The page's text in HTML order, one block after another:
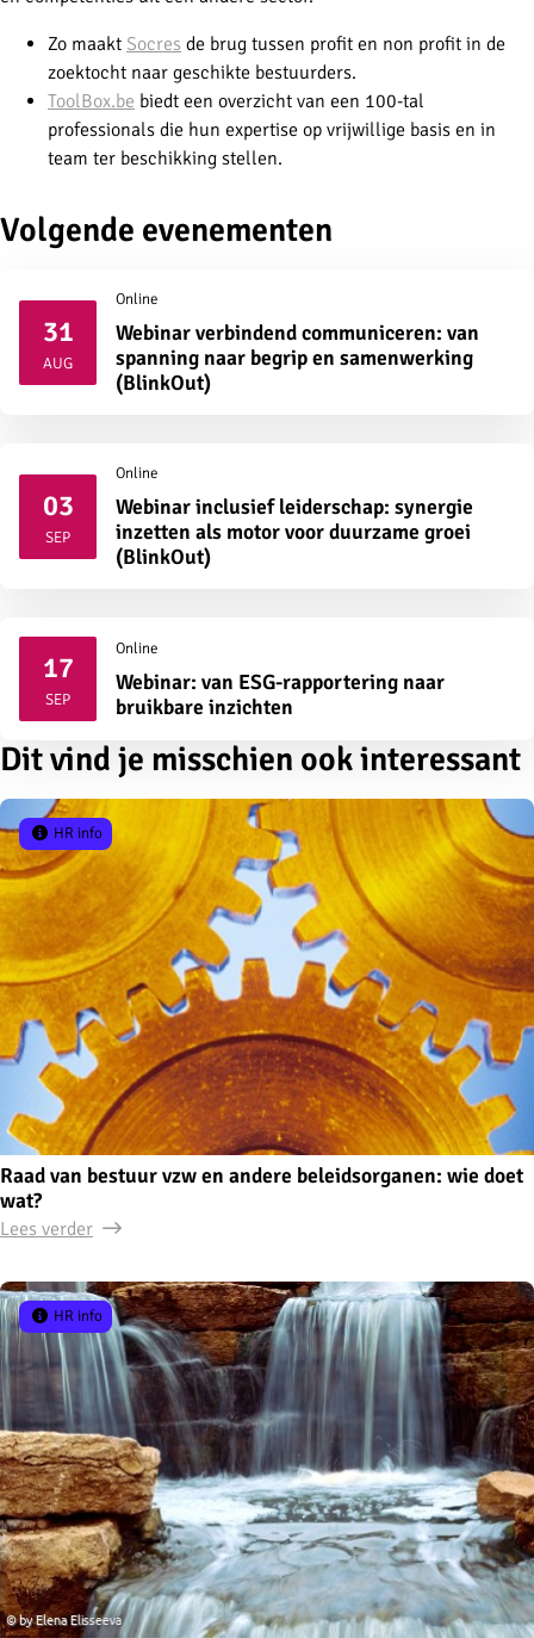
Zo maakt Socres de brug tussen profit en non profit in de
zoektocht naar geschikte bestuurders.
ToolBox.be biedt een overzicht van een 100-tal
professionals die hun expertise op vrijwillige basis en in
team ter beschikking stellen.
Volgende evenementen
31
AUG2026
Online
Webinar verbindend communiceren: van
spanning naar begrip en samenwerking
(BlinkOut)
03
SEP2026
Online
Webinar inclusief leiderschap: synergie
inzetten als motor voor duurzame groei
(BlinkOut)
17
SEP2026
Online
Webinar: van ESG-rapportering naar
bruikbare inzichten
Dit vind je misschien ook interessant
Raad van bestuur vzw en andere beleidsorganen: wie doet
wat?
HR info
Lees verder
HR info